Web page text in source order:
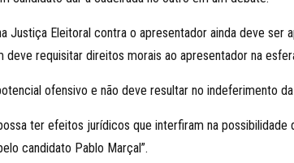
Justiça Eleitoral contra o apresentador ainda deve ser
requisitar direitos morais ao apresentador na
ofensivo e não deve resultar no indeferimento
ter efeitos jurídicos que interfiram na
candidato Pablo Marçal”.